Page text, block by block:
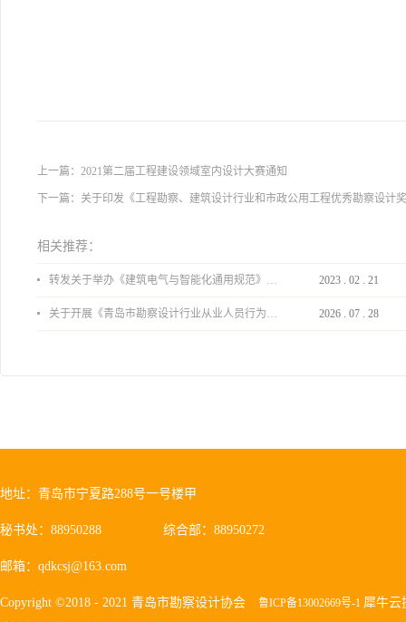
上一篇： 2021第二届工程建设领域室内设计大赛通知
下一篇： 关于印发《工程勘察、建筑设计行业和市政公用工程优秀勘察设计
相关推荐：
转发关于举办《建筑电气与智能化通用规范》 GB55024-2022公益宣贯的通知 2023 02 21
关于开展《青岛市勘察设计行业从业人员行为导则》、《青岛市住宅工程设计审查品质提升指引（2026版）》宣贯活动的通知 2026 07 28
地址：青岛市宁夏路288号一号楼甲
秘书处：88950288 综合部：88950272
邮箱：qdkcsj@163.com
Copyright ©2018 - 2021 青岛市勘察设计协会 鲁ICP备13002669号-1 犀牛云